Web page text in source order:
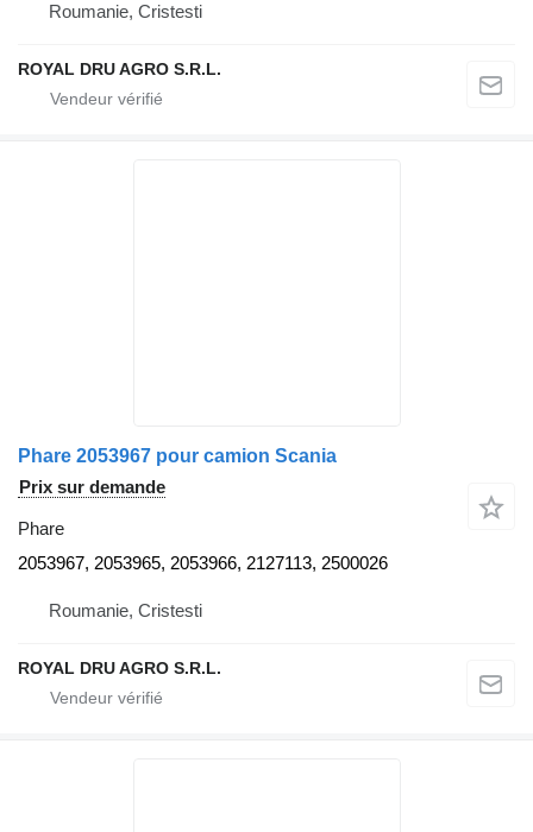
Roumanie, Cristesti
ROYAL DRU AGRO S.R.L.
Phare 2053967 pour camion Scania
Prix sur demande
Phare
2053967, 2053965, 2053966, 2127113, 2500026
Roumanie, Cristesti
ROYAL DRU AGRO S.R.L.